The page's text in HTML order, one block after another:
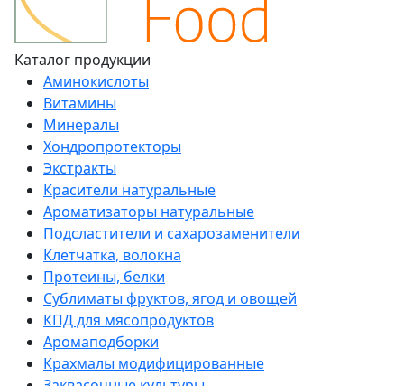
Каталог продукции
Аминокислоты
Витамины
Минералы
Хондропротекторы
Экстракты
Красители натуральные
Ароматизаторы натуральные
Подсластители и сахарозаменители
Клетчатка, волокна
Протеины, белки
Сублиматы фруктов, ягод и овощей
КПД для мясопродуктов
Аромаподборки
Крахмалы модифицированные